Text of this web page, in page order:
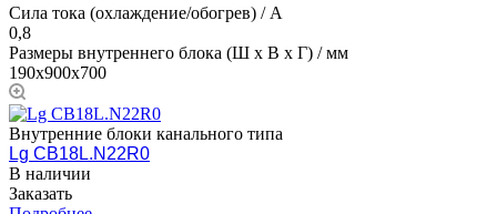
Сила тока (охлаждение/обогрев) / A
0,8
Размеры внутреннего блока (Ш х В х Г) / мм
190х900х700
Внутренние блоки канального типа
Lg CB18L.N22R0
В наличии
Заказать